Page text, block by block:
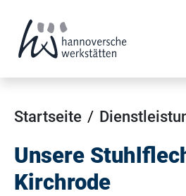
Startseite
Unsere
Kirchrode